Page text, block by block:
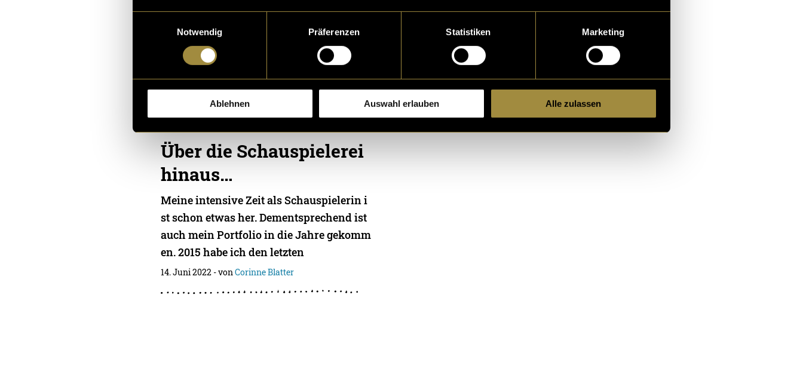
Notwendig
Präferenzen Statistiken Marketing
Ablehnen Auswahl erlauben Alle zulassen
d noch viel mehr Kunst. Nicht alle haben
das Glück, gut genug für ihre Kunst werb
en zu können. Deshalb gib
31. Dezember 2022
eladen wirst, hat das meist einen bestim
mten Grund. Wenn der Chef dann sprich
t, hat man zuzuhören, anzunehmen
16. Juni 2022- von Joanne Belser
Über die Schauspielerei
hinaus…
Meine intensive Zeit als Schauspielerin i
st schon etwas her. Dementsprechend ist
auch mein Portfolio in die Jahre gekomm
en. 2015 habe ich den letzten
14. Juni 2022- vonCorinne Blatter